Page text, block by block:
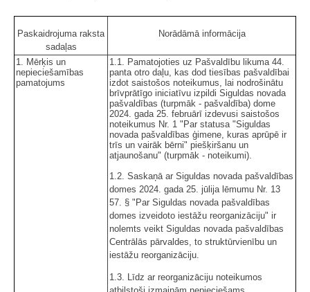
Paskaidrojuma raksta
sadaļas
Norādāmā informācija
1. Mērķis un
nepieciešamības
pamatojums
1.1. Pamatojoties uz Pašvaldību likuma 44.
panta otro daļu, kas dod tiesības pašvaldībai
izdot saistošos noteikumus, lai nodrošinātu
brīvprātīgo iniciatīvu izpildi Siguldas novada
pašvaldības (turpmāk - pašvaldība) dome
2024. gada 25. februārī izdevusi saistošos
noteikumus Nr. 1 "Par statusa "Siguldas
novada pašvaldības ģimene, kuras aprūpē ir
trīs un vairāk bērni" piešķiršanu un
atjaunošanu" (turpmāk - noteikumi).
1.2. Saskaņā ar Siguldas novada pašvaldības
domes 2024. gada 25. jūlija lēmumu Nr. 13
57. § "Par Siguldas novada pašvaldības
domes izveidoto iestāžu reorganizāciju" ir
nolemts veikt Siguldas novada pašvaldības
Centrālās pārvaldes, to struktūrvienību un
iestāžu reorganizāciju.
1.3. Līdz ar reorganizāciju noteikumos